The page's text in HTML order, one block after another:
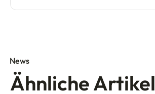
News
Ähnliche Artikel